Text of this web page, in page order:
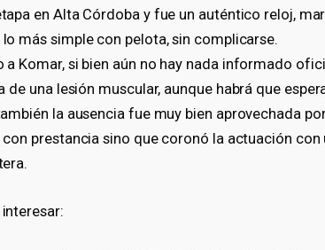
en Alta Córdoba y fue un auténtico reloj,
más simple con pelota, sin complicarse.
a Komar, si bien aún no hay nada informado
de una lesión muscular, aunque habrá que
la ausencia fue muy bien aprovechada
prestancia sino que coronó la actuación